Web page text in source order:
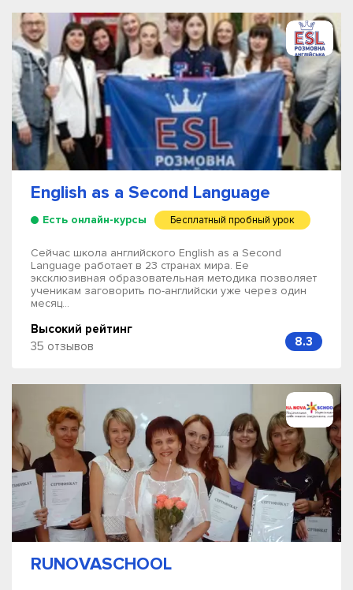
English as a Second Language
Есть онлайн-курсы Бесплатный пробный урок
Сейчас школа английского English as a Second
Language работает в 23 странах мира. Ее
эксклюзивная образовательная методика позволяет
ученикам заговорить по-английски уже через один
месяц...
Высокий рейтинг
35 отзывов
8.3
RUNOVASCHOOL